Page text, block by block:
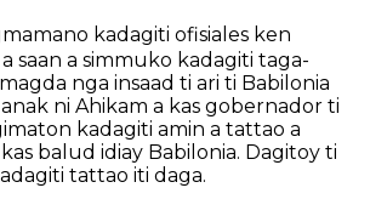
kadagiti ofisiales ken
saan a simmuko kadagiti taga-
nga insaad ti ari ti Babilonia
ni Ahikam a kas gobernador ti
kadagiti amin a tattao a
balud idiay Babilonia. Dagitoy ti
tattao iti daga.